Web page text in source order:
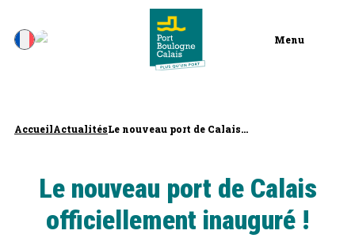
Menu
AccueilActualitésLe nouveau port de Calais...
Le nouveau port de Calais
officiellement inauguré !